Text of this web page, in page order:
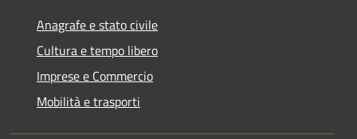
Anagrafe e stato civile
Cultura e tempo libero
Imprese e Commercio
Mobilità e trasporti